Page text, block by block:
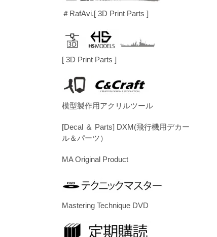
＃RafAvi.[ 3D Print Parts ]
[ 3D Print Parts ]
模型製作用アクリルツール
[Decal ＆ Parts] DXM(飛行機用デカー
ル＆パーツ）
MA Original Product
Mastering Technique DVD